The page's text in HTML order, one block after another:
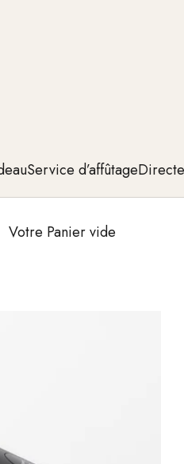
Service d’affûtage
Votre Panier vide